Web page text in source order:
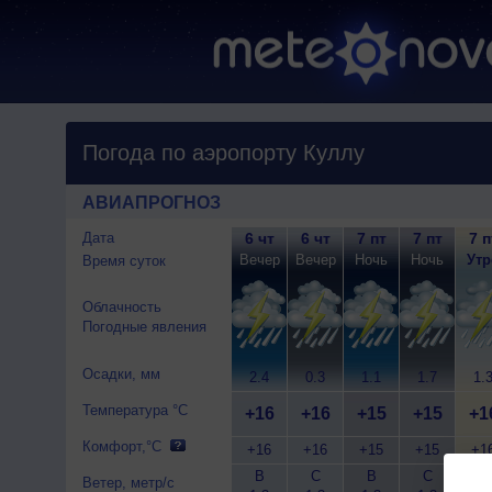
Погода по аэропорту Куллу
АВИАПРОГНОЗ
Дата
Время суток
Облачность
Погодные явления
Осадки, мм
Температура °C
Комфорт,°C
Ветер, метр/с
6 чт
Вечер
2.4
+16
+16
В
6 чт
Вечер
0.3
+16
+16
С
7 пт
Ночь
1.1
+15
+15
В
7 пт
Ночь
1.7
+15
+15
С
7
1.3